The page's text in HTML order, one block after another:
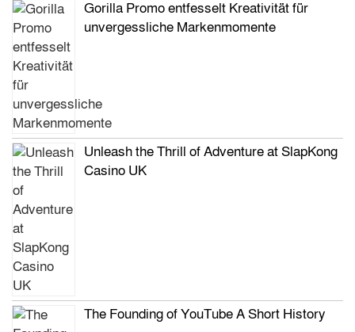
Gorilla Promo entfesselt Kreativität für
unvergessliche Markenmomente
Unleash the Thrill of Adventure at SlapKong
Casino UK
The Founding of YouTube A Short History